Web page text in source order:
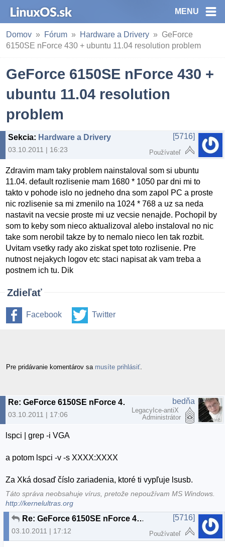
MENU
Domov Fórum Hardware a Drivery
GeForce
6150SE nForce 430 + ubuntu 11.04 resolution problem
GeForce 6150SE nForce 430 +
ubuntu 11.04 resolution
problem
Sekcia: Hardware a Drivery
03.10.2011 | 16:23
[5716]
Používateľ
Zdravim mam taky problem nainstaloval som si ubuntu
11.04. default rozlisenie mam 1680 * 1050 par dni mi to
takto v pohode islo no jedneho dna som zapol PC a proste
nic rozlisenie sa mi zmenilo na 1024 * 768 a uz sa neda
nastavit na vecsie proste mi uz vecsie nenajde. Pochopil by
som to keby som nieco aktualizoval alebo instaloval no nic
take som nerobil takze by to nemalo nieco len tak rozbit.
Uvitam vsetky rady ako ziskat spet toto rozlisenie. Pre
nutnost nejakych logov etc staci napisat ak vam treba a
postnem ich tu. Dik
Zdieľať
Facebook Twitter
Pre pridávanie komentárov sa musíte prihlásiť
Re: GeForce 6150SE nForce 430 + ubuntu 11.04 resolution problem
03.10.2011 | 17:06
bedňa
LegacyIce-antiX
Administrátor
lspci | grep -i VGA
a potom lspci -v -s XXXX:XXXX
Za Xká dosaď číslo zariadenia, ktoré ti vypľuje lsusb.
Táto správa neobsahuje vírus, pretože nepoužívam MS Windows.
http://kernelultras.org
Re: GeForce 6150SE nForce 430 + ubuntu 11.04 resolution problem
03.10.2011 | 17:12
[5716]
Používateľ